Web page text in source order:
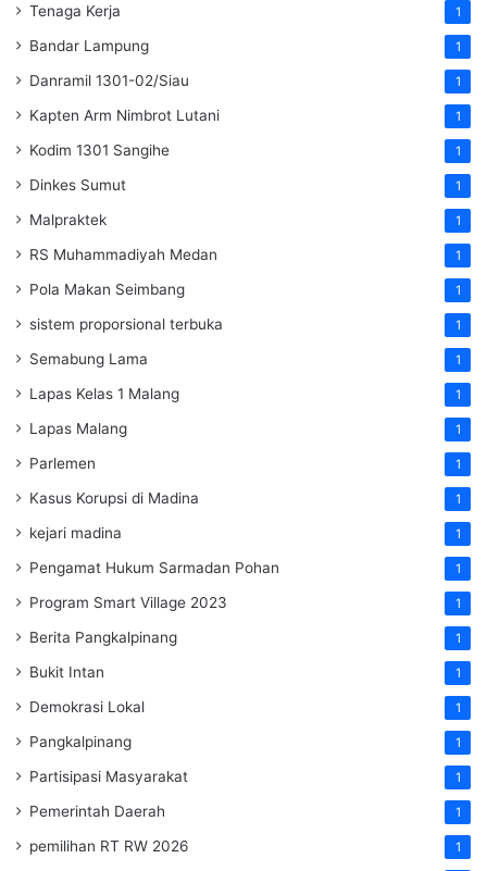
Tenaga Kerja 1
Bandar Lampung 1
Danramil 1301-02/Siau 1
Kapten Arm Nimbrot Lutani 1
Kodim 1301 Sangihe 1
Dinkes Sumut 1
Malpraktek 1
RS Muhammadiyah Medan 1
Pola Makan Seimbang 1
sistem proporsional terbuka 1
Semabung Lama 1
Lapas Kelas 1 Malang 1
Lapas Malang 1
Parlemen 1
Kasus Korupsi di Madina 1
kejari madina 1
Pengamat Hukum Sarmadan Pohan 1
Program Smart Village 2023 1
Berita Pangkalpinang 1
Bukit Intan 1
Demokrasi Lokal 1
Pangkalpinang 1
Partisipasi Masyarakat 1
Pemerintah Daerah 1
pemilihan RT RW 2026 1